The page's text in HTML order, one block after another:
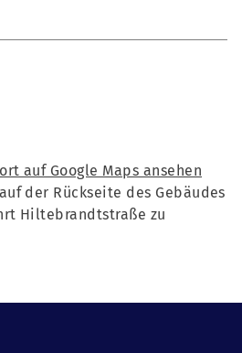
auf Google Maps ansehen
der Rückseite des Gebäudes
Hiltebrandtstraße zu